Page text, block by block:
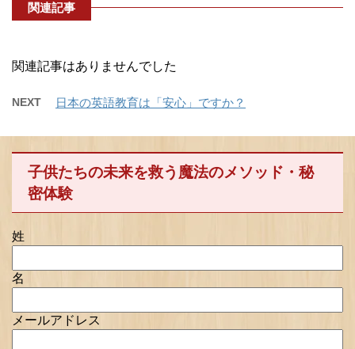
関連記事
関連記事はありませんでした
NEXT 日本の英語教育は「安心」ですか？
子供たちの未来を救う魔法のメソッド・秘
密体験
姓
名
メールアドレス